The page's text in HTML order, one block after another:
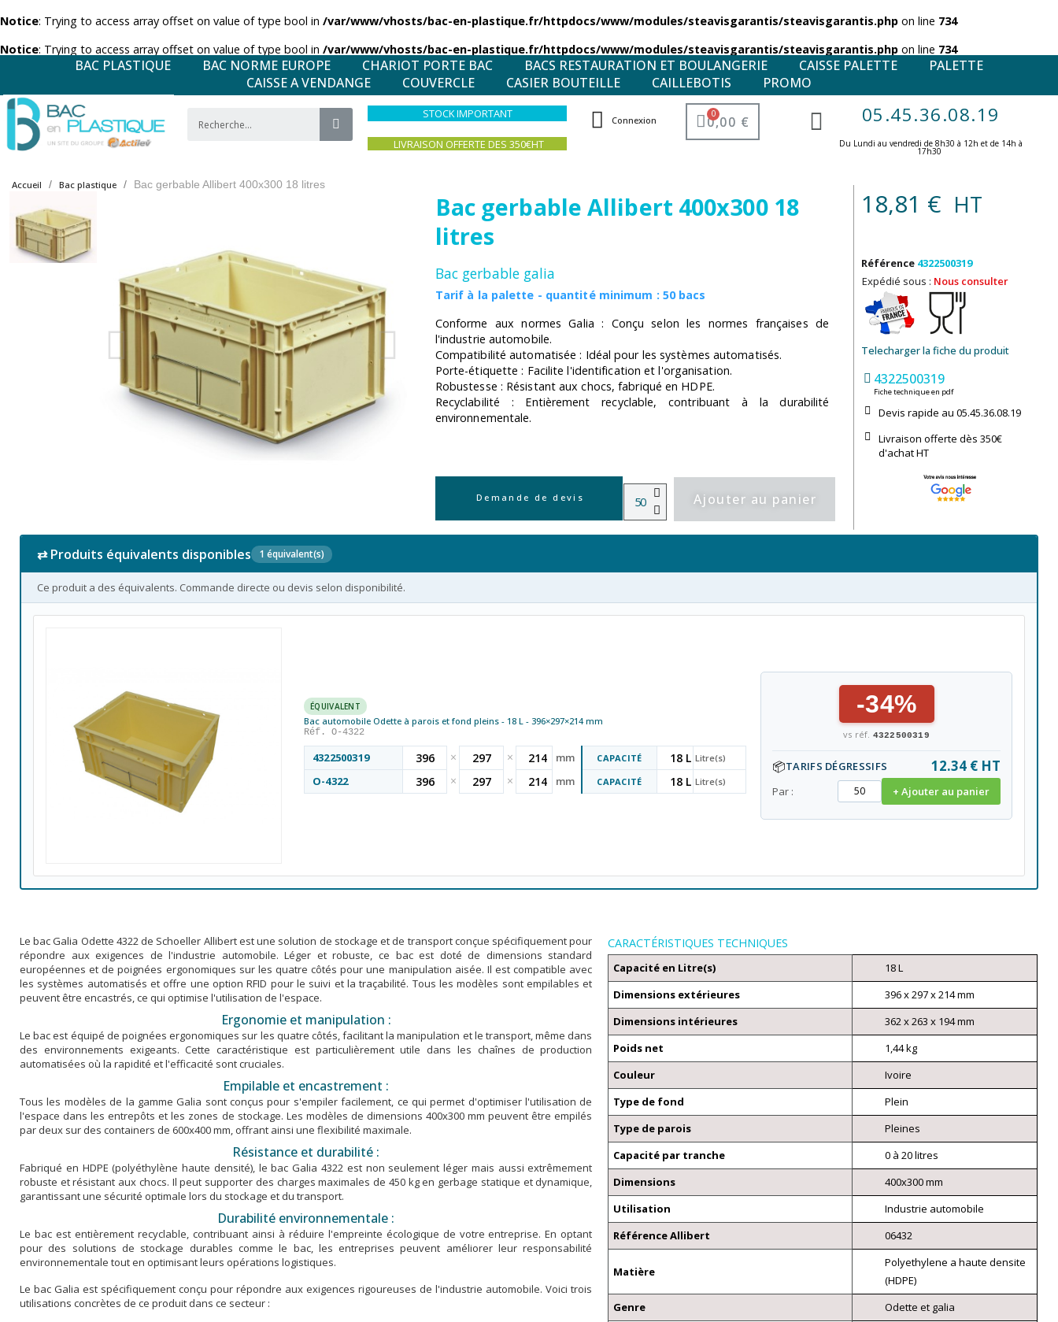
Notice: Trying to access array offset on value of type bool in /var/www/vhosts/bac-en-plastique.fr/httpdocs/www/modules/steavisgarantis/steavisgarantis.php on line 734
Notice: Trying to access array offset on value of type bool in /var/www/vhosts/bac-en-plastique.fr/httpdocs/www/modules/steavisgarantis/steavisgarantis.php on line 734
BAC PLASTIQUE BAC NORME EUROPE CHARIOT PORTE BAC BACS RESTAURATION ET BOULANGERIE CAISSE PALETTE
PALETTE
CAISSE A VENDANGE
COUVERCLE CASIER BOUTEILLE CAILLEBOTIS PROMO
STOCK IMPORTANT
LIVRAISON OFFERTE DES 350€HT
Connexion 0,00 € 05.45.36.08.19
Du Lundi au vendredi de 8h30 à 12h et de 14h à
17h30 ​
Accueil Bac plastique Bac gerbable Allibert 400x300 18 litres
Bac gerbable Allibert 400x300 18
litres
Bac gerbable galia
Tarif à la palette - quantité minimum : 50 bacs
Conforme aux normes Galia : Conçu selon les normes françaises de
l'industrie automobile.
Compatibilité automatisée : Idéal pour les systèmes automatisés.
Porte-étiquette : Facilite l'identification et l'organisation.
Robustesse : Résistant aux chocs, fabriqué en HDPE.
Recyclabilité : Entièrement recyclable, contribuant à la durabilité
environnementale.
Demande de devis Ajouter au panier
18,81 € HT
Référence 4322500319
Expédié sous : Nous consulter
Telecharger la fiche du produit
4322500319
Fiche technique en pdf
Devis rapide au 05.45.36.08.19​
Livraison offerte dès 350€
d'achat​ HT
⇄ Produits équivalents disponibles 1 équivalent(s)
Ce produit a des équivalents. Commande directe ou devis selon disponibilité.
ÉQUIVALENT
Bac automobile Odette à parois et fond pleins - 18 L - 396×297×214 mm
Réf. O-4322
4322500319 396 × 297 × 214 mm CAPACITÉ 18 L Litre(s)
O-4322 396 × 297 × 214 mm CAPACITÉ 18 L Litre(s)
-34%
vs réf. 4322500319
📦TARIFS DÉGRESSIFS 12.34 € HT
Par : + Ajouter au panier
Le bac Galia Odette 4322 de Schoeller Allibert est une solution de stockage et de transport conçue spécifiquement pour
répondre aux exigences de l'industrie automobile. Léger et robuste, ce bac est doté de dimensions standard
européennes et de poignées ergonomiques sur les quatre côtés pour une manipulation aisée. Il est compatible avec
les systèmes automatisés et offre une option RFID pour le suivi et la traçabilité. Tous les modèles sont empilables et
peuvent être encastrés, ce qui optimise l'utilisation de l'espace.
Ergonomie et manipulation :
Le bac est équipé de poignées ergonomiques sur les quatre côtés, facilitant la manipulation et le transport, même dans
des environnements exigeants. Cette caractéristique est particulièrement utile dans les chaînes de production
automatisées où la rapidité et l'efficacité sont cruciales.
Empilable et encastrement :
Tous les modèles de la gamme Galia sont conçus pour s'empiler facilement, ce qui permet d'optimiser l'utilisation de
l'espace dans les entrepôts et les zones de stockage. Les modèles de dimensions 400x300 mm peuvent être empilés
par deux sur des containers de 600x400 mm, offrant ainsi une flexibilité maximale.
Résistance et durabilité :
Fabriqué en HDPE (polyéthylène haute densité), le bac Galia 4322 est non seulement léger mais aussi extrêmement
robuste et résistant aux chocs. Il peut supporter des charges maximales de 450 kg en gerbage statique et dynamique,
garantissant une sécurité optimale lors du stockage et du transport.
Durabilité environnementale :
Le bac est entièrement recyclable, contribuant ainsi à réduire l'empreinte écologique de votre entreprise. En optant
pour des solutions de stockage durables comme le bac, les entreprises peuvent améliorer leur responsabilité
environnementale tout en optimisant leurs opérations logistiques.
Le bac Galia est spécifiquement conçu pour répondre aux exigences rigoureuses de l'industrie automobile. Voici trois
utilisations concrètes de ce produit dans ce secteur :
CARACTÉRISTIQUES TECHNIQUES
Capacité en Litre(s)
18 L
Dimensions extérieures
396 x 297 x 214 mm
Dimensions intérieures
362 x 263 x 194 mm
Poids net
1,44 kg
Couleur
Ivoire
Type de fond
Plein
Type de parois
Pleines
Capacité par tranche
0 à 20 litres
Dimensions
400x300 mm
Utilisation
Industrie automobile
Référence Allibert
06432
Matière
Polyethylene a haute densite
(HDPE)
Genre
Odette et galia